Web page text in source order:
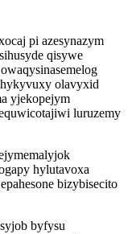
pi azesynazym
qisywe
olavyxid
yjekopejym
luruzemy
hylutavoxa
bizybisecito
byfysu